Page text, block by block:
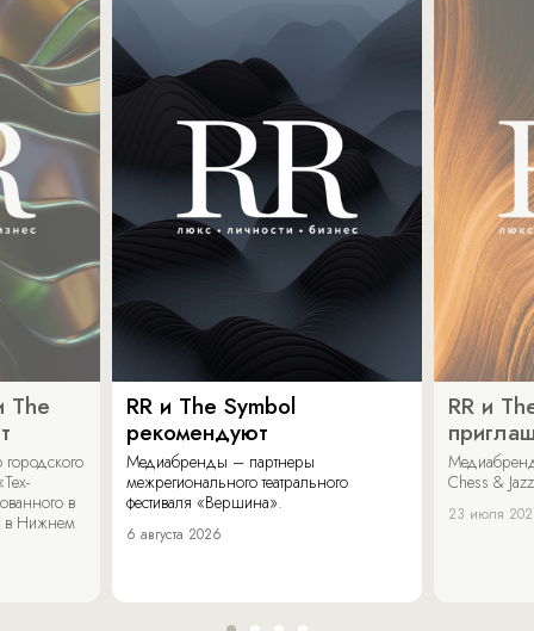
The
в
в Нижнем
RR и The Symbol
рекомендуют
Медиабренды – партнеры
межрегионального театрального
фестиваля «Вершина».
6 августа 2026
RR и
Chess &
23 июля